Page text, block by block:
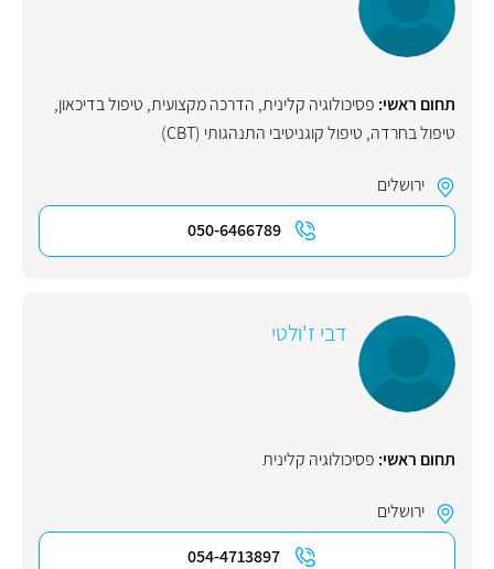
תחום ראשי: פסיכולוגיה קלינית, הדרכה מקצועית, טיפול בדיכאון,
טיפול בחרדה, טיפול קוגניטיבי התנהגותי (CBT)
ירושלים
050-6466789
דבי ז'ולטי
תחום ראשי: פסיכולוגיה קלינית
ירושלים
054-4713897